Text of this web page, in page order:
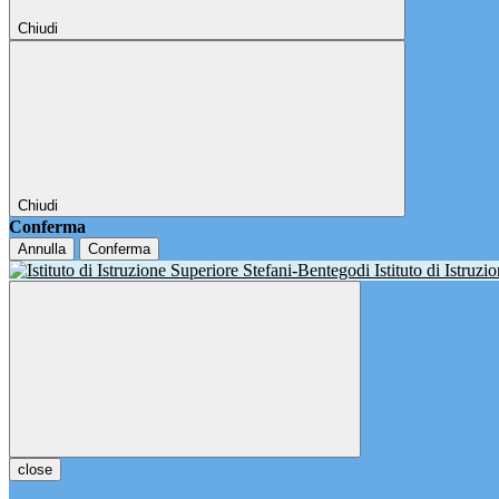
Chiudi
Chiudi
Conferma
Annulla Conferma
Istituto di
close